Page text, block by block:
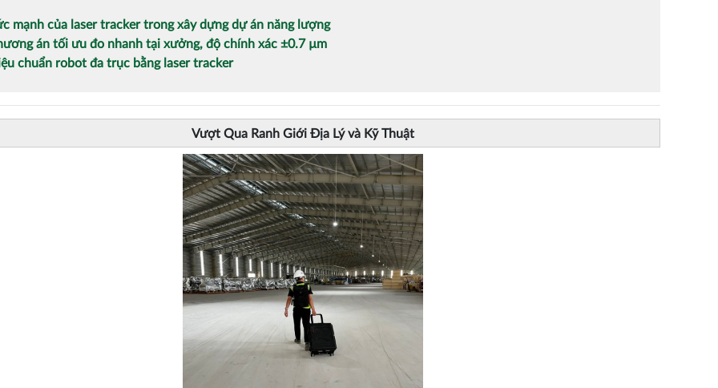
mạnh của laser tracker trong xây dựng dự án năng lượng
án tối ưu đo nhanh tại xưởng, độ chính xác ±0.7 µm
chuẩn robot đa trục bằng laser tracker
Vượt Qua Ranh Giới Địa Lý và Kỹ Thuật